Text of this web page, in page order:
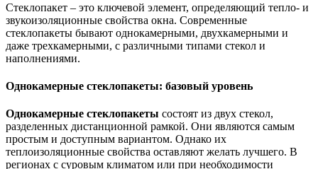
Стеклопакет – это ключевой элемент, определяющий тепло- и
звукоизоляционные свойства окна. Современные
стеклопакеты бывают однокамерными, двухкамерными и
даже трехкамерными, с различными типами стекол и
наполнениями.
Однокамерные стеклопакеты: базовый уровень
Однокамерные стеклопакеты состоят из двух стекол,
разделенных дистанционной рамкой. Они являются самым
простым и доступным вариантом. Однако их
теплоизоляционные свойства оставляют желать лучшего. В
регионах с суровым климатом или при необходимости